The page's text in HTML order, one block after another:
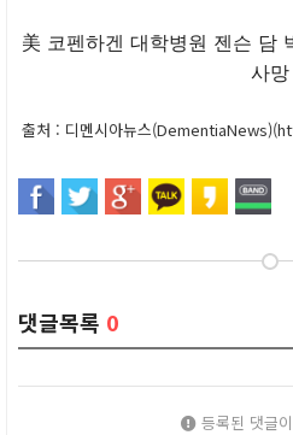
美 코펜하겐 대학병원 젠슨 담
사망
출처 : 디멘시아뉴스
댓글목록 0
등록된 댓글